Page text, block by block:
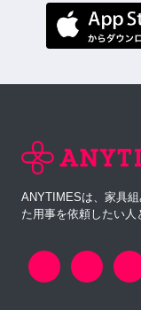
ANYTIMESは、家具
た用事を依頼したい人